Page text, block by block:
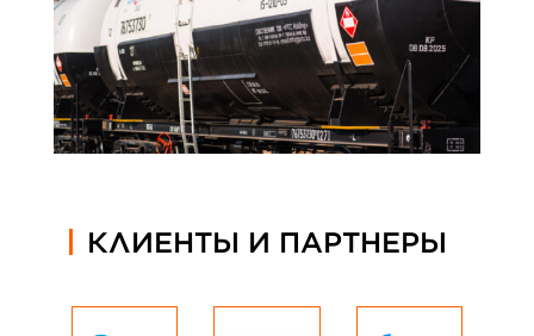
КЛИЕНТЫ И ПАРТНЕРЫ